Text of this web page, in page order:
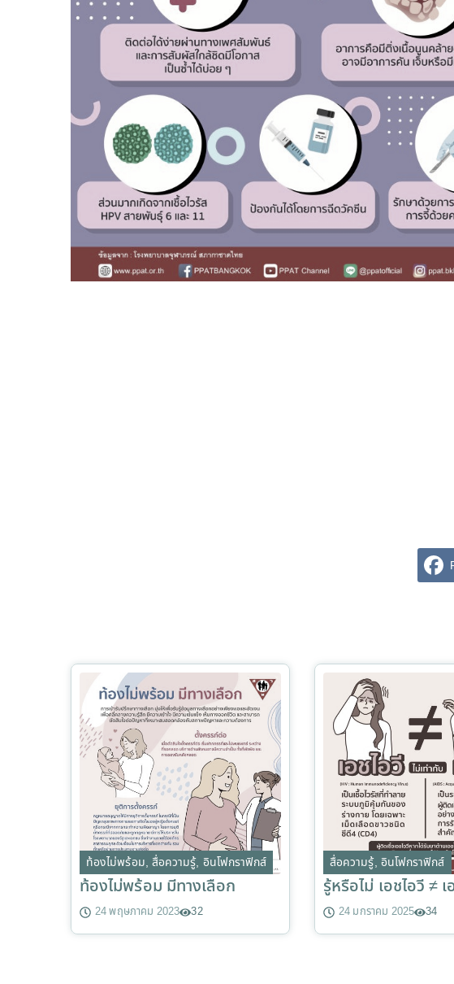
ท้องไม่พร้อม, สื่อความรู้, อินโฟกราฟิกส์
ท้องไม่พร้อม มีทางเลือก
24 พฤษภาคม 2023 32
สื่อความรู้, อินโฟกราฟิกส์
รู้หรือไม่ เอชไอวี ≠
24 มกราคม 2025 34